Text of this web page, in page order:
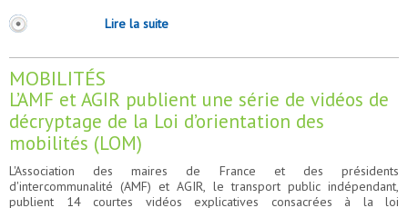
Lire la suite
MOBILITÉS
L’AMF et AGIR publient une série de vidéos de
décryptage de la Loi d’orientation des
mobilités (LOM)
L'Association des maires de France et des présidents
d'intercommunalité (AMF) et AGIR, le transport public indépendant,
publient 14 courtes vidéos explicatives consacrées à la loi